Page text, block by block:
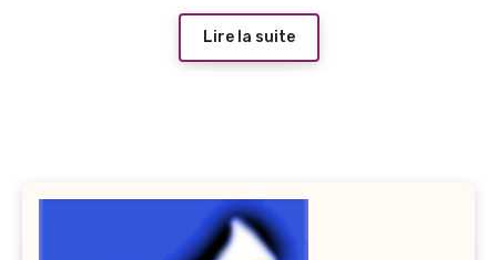
Lire la suite